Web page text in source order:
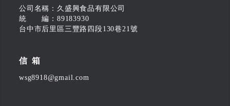
公司名稱：久盛興食品有限公司
統 編：89183930
台中市后里區三豐路四段130巷21號
信箱
wsg8918@gmail.com